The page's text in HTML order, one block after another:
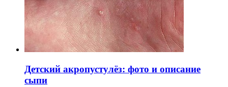
Детский акропустулёз: фото и описание
сыпи